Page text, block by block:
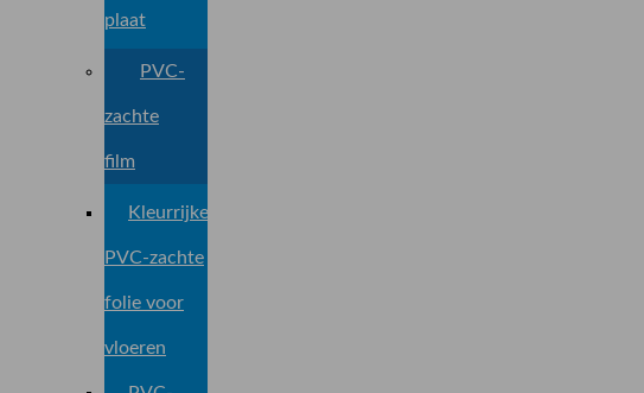
plaat
PVC-
zachte
film
Kleurrijke
PVC-zachte
folie voor
vloeren